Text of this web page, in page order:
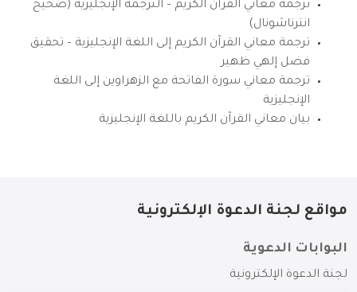
ترجمة معاني القرآن الكريم – الترجمة الإنجليزية (صحيح
انترناشونال)
ترجمة معاني القرآن الكريم إلى اللغة الإنجليزية – تحقيق
فضل إلهي ظهير
ترجمة معاني سورة الفاتحة مع الزهراوين إلى اللغة
الإنجليزية
بيان معاني القرآن الكريم باللغة الإنجليزية
مواقع لجنة الدعوة الإلكترونية
البوابات الدعوية
لجنة الدعوة الإلكترونية